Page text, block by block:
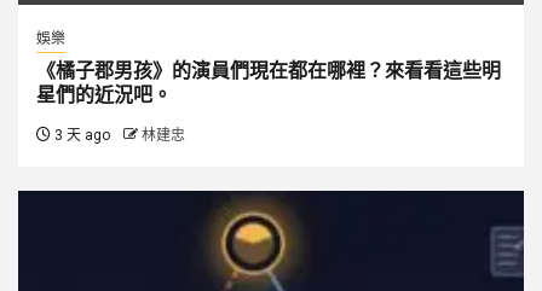
娛樂
《橘子郡男孩》的演員們現在都在哪裡？來看看這些明
星們的近況吧。
3 天 ago 林建忠